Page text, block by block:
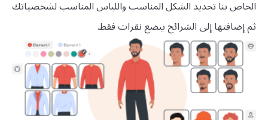
الخاص بنا تحديد الشكل المناسب واللباس المناسب لشخصياتك
ثم إضافتها إلى الشرائح ببضع نقرات فقط.